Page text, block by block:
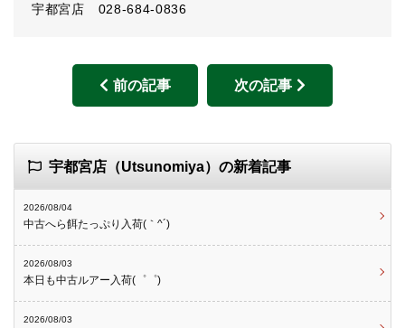
宇都宮店 028-684-0836
前の記事 次の記事
宇都宮店（Utsunomiya）の新着記事
2026/08/04
中古へら餌たっぷり入荷(｀^´)
2026/08/03
本日も中古ルアー入荷(゜゜)
2026/08/03